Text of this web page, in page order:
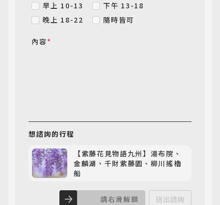
早上 10-13
下午 13-18
晚上 18-22
隨時皆可
內容*
想諮詢的行程
【紫藤花見物語九州】湯布院、
金麟湖、千財紫藤園、柳川搖櫓
船
請右滑解鎖 送出諮詢